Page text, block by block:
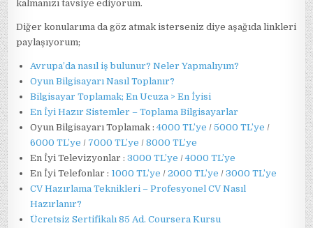
kalmanızı tavsiye ediyorum.
Diğer konularıma da göz atmak isterseniz diye aşağıda linkleri
paylaşıyorum;
Avrupa’da nasıl iş bulunur? Neler Yapmalıyım?
Oyun Bilgisayarı Nasıl Toplanır?
Bilgisayar Toplamak; En Ucuza > En İyisi
En İyi Hazır Sistemler – Toplama Bilgisayarlar
Oyun Bilgisayarı Toplamak :4000 TL’ye /5000 TL’ye /
6000 TL’ye / 7000 TL’ye /8000 TL’ye
En İyi Televizyonlar :3000 TL’ye /4000 TL’ye
En İyi Telefonlar : 1000 TL’ye /2000 TL’ye /3000 TL’ye
CV Hazırlama Teknikleri – Profesyonel CV Nasıl
Hazırlanır?
Ücretsiz Sertifikalı 85 Ad. Coursera Kursu